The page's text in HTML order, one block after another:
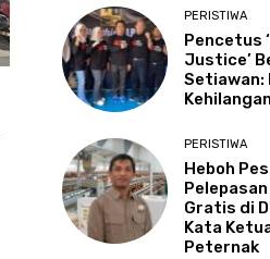
PERISTIWA
Pencetus
Justice’
Setiawan:
PERISTIWA
Heboh
Gratis di
Kata
Peternak